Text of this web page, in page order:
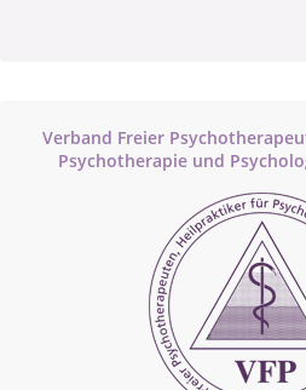
Verband Freier
Psychotherapie und